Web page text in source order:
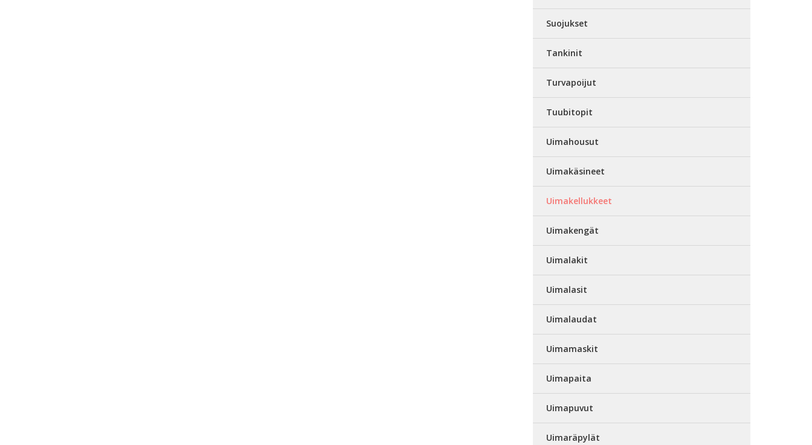
Suojukset
Tankinit
Turvapoijut
Tuubitopit
Uimahousut
Uimakäsineet
Uimakellukkeet
Uimakengät
Uimalakit
Uimalasit
Uimalaudat
Uimamaskit
Uimapaita
Uimapuvut
Uimaräpylät